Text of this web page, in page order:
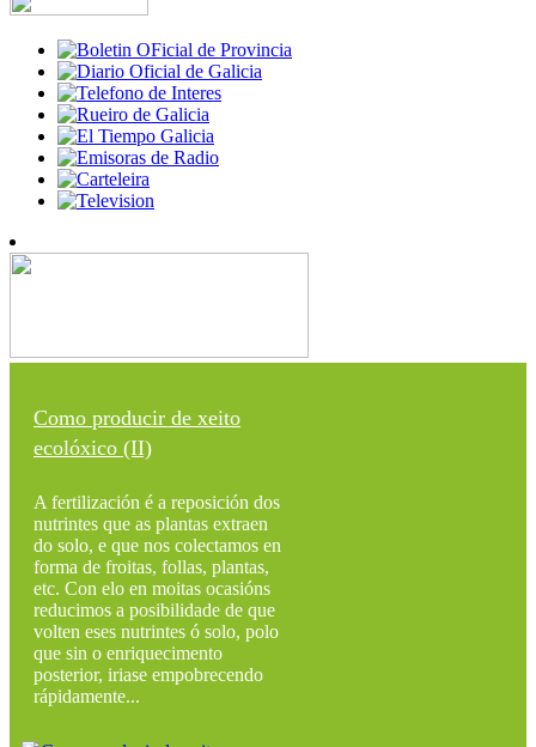
Como producir de xeito
ecolóxico (II)
A fertilización é a reposición dos
nutrintes que as plantas extraen
do solo, e que nos colectamos en
forma de froitas, follas, plantas,
etc. Con elo en moitas ocasións
reducimos a posibilidade de que
volten eses nutrintes ó solo, polo
que sin o enriquecimento
posterior, iriase empobrecendo
rápidamente...